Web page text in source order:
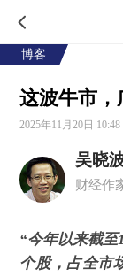
博客
这波牛市，
2025年11月20日 10:48
吴晓
“今年以来截
个股，占全市